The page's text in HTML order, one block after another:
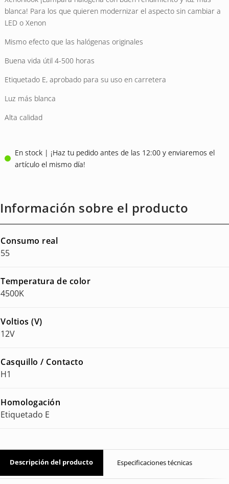
11 EUR.
3 EUR.
blanca! Para los que quieren modernizar el aspecto sin cambiar a
LED o Xenon
Mismo efecto que las halógenas originales
Buena vida útil 4-500 horas
Etiquetado E, aprobado para su uso en carretera
Luz más blanca
Alta calidad
En stock | ¡Haz tu pedido antes de las 12:00 y enviaremos el
artículo el mismo día!
Información sobre el producto
Consumo real
55
Temperatura de color
4500K
Voltios (V)
12V
Casquillo / Contacto
H1
Homologación
Etiquetado E
Descripción del producto Especificaciones técnicas